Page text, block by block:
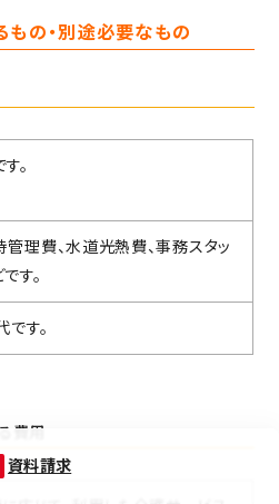
資料請求
0120-532-029
の・別途必要なもの
。
理費、水道光熱費、事務スタッ
す。
す。
費用